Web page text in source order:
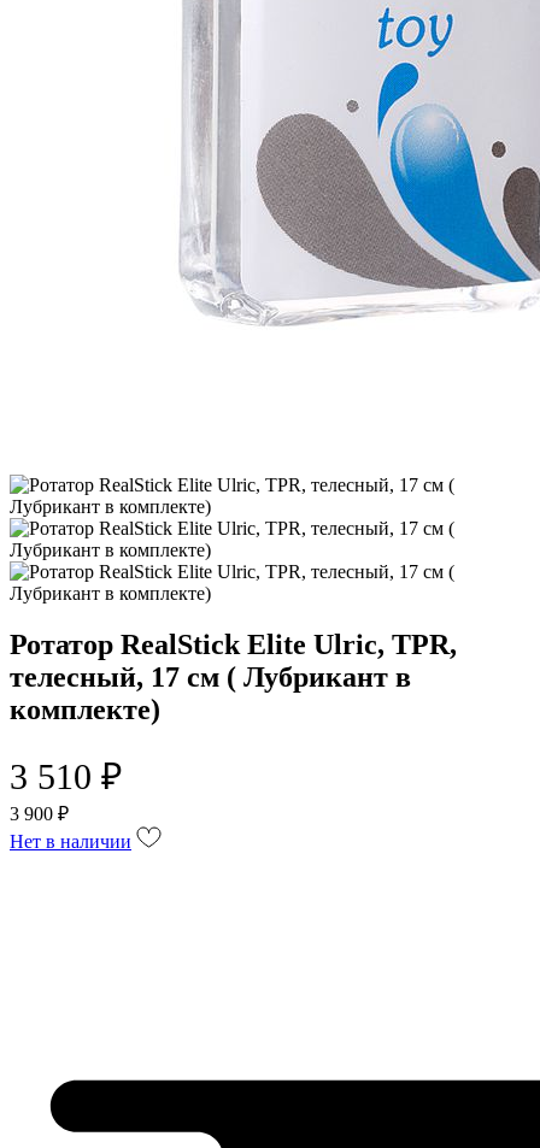
Ротатор RealStick Elite Ulric, TPR,
телесный, 17 см ( Лубрикант в
комплекте)
3 510 ₽
3 900 ₽
Нет в наличии